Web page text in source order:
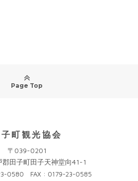
Page Top
子町観光協会
〒039-0201
郡田子町田子天神堂向41-1
0580 FAX : 0179-23-0585